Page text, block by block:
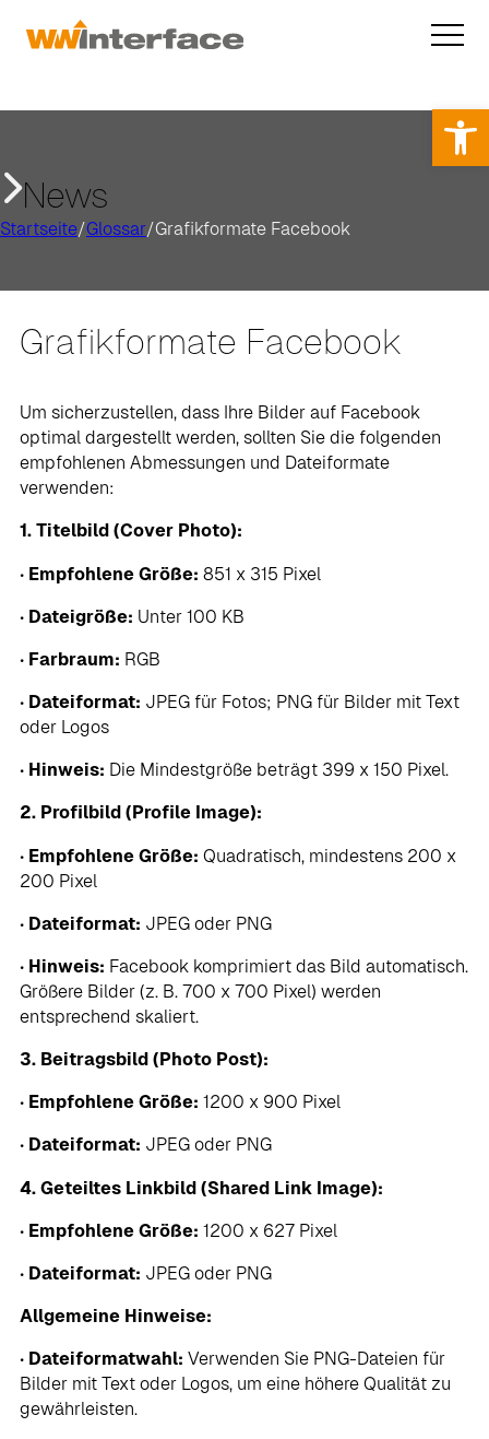
News
Startseite/Glossar/Grafikformate Facebook
Grafikformate Facebook
Um sicherzustellen, dass Ihre Bilder auf Facebook
optimal dargestellt werden, sollten Sie die folgenden
empfohlenen Abmessungen und Dateiformate
verwenden:
1. Titelbild (Cover Photo):
• Empfohlene Größe: 851 x 315 Pixel
• Dateigröße: Unter 100 KB
• Farbraum: RGB
• Dateiformat: JPEG für Fotos; PNG für Bilder mit Text
oder Logos
• Hinweis: Die Mindestgröße beträgt 399 x 150 Pixel.
2. Profilbild (Profile Image):
• Empfohlene Größe: Quadratisch, mindestens 200 x
200 Pixel
• Dateiformat: JPEG oder PNG
• Hinweis: Facebook komprimiert das Bild automatisch.
Größere Bilder (z. B. 700 x 700 Pixel) werden
entsprechend skaliert.
3. Beitragsbild (Photo Post):
• Empfohlene Größe: 1200 x 900 Pixel
• Dateiformat: JPEG oder PNG
4. Geteiltes Linkbild (Shared Link Image):
• Empfohlene Größe: 1200 x 627 Pixel
• Dateiformat: JPEG oder PNG
Allgemeine Hinweise:
• Dateiformatwahl: Verwenden Sie PNG-Dateien für
Bilder mit Text oder Logos, um eine höhere Qualität zu
gewährleisten.